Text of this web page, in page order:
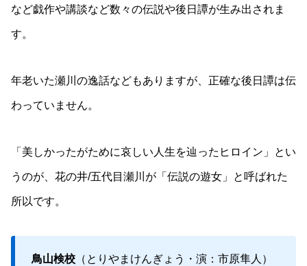
など戯作や講談など数々の伝説や後日譚が生み出されま
す。
年老いた瀬川の逸話などもありますが、正確な後日譚は伝
わっていません。
「美しかったがために哀しい人生を辿ったヒロイン」とい
うのが、花の井/五代目瀬川が「伝説の遊女」と呼ばれた
所以です。
鳥山検校 （とりやまけんぎょう・演：市原隼人）